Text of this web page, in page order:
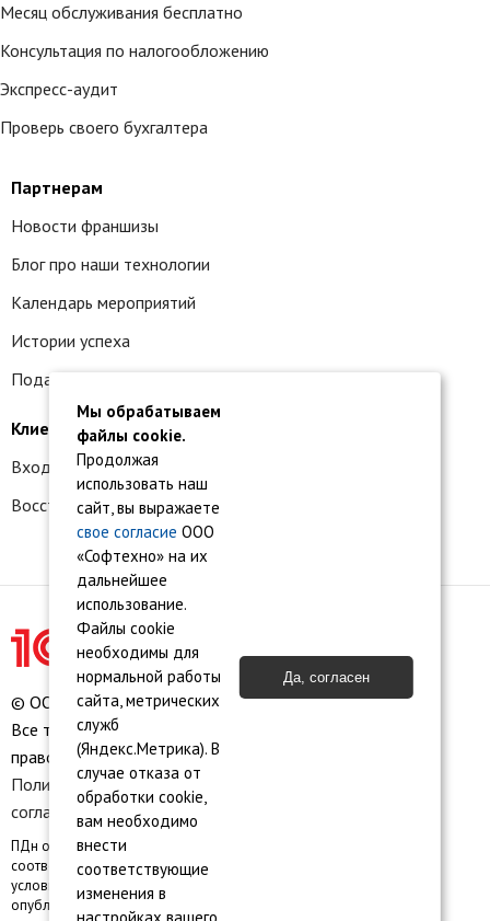
Месяц обслуживания бесплатно
Консультация по налогообложению
Экспресс-аудит
Проверь своего бухгалтера
Партнерам
Новости франшизы
Блог про наши технологии
Календарь мероприятий
Истории успеха
Подать заявку на франшизу
Клиентам
Вход в личный кабинет
Восстановление доступа к сервису 1С:БО
© ООО «Софтехно» Все права защищены.
Все торговые марки являются собственностью их
правообладателей.
Политика конфиденциальности
соглашение
Карта сайта
ПДн опубликованы на сайте при наличии правовых оснований в
соответствии с ч.1 ст.6 и ст. 10.1 152-ФЗ. Субъектами установлены
условия и запреты на обработку неограниченным кругом лиц
опубликованных персональных данных
Мы обрабатываем
файлы cookie.
Продолжая
использовать наш
сайт, вы выражаете
свое согласие ООО
«Софтехно» на их
дальнейшее
использование.
Файлы cookie
необходимы для
нормальной работы
сайта, метрических
служб
(Яндекс.Метрика). В
случае отказа от
обработки cookie,
вам необходимо
внести
соответствующие
изменения в
Да, согласен